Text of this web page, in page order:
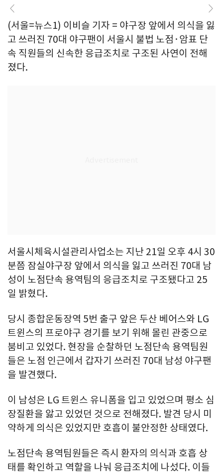
(서울=뉴스1) 이비슬 기자 = 야구장 앞에서 의식을 잃
고 쓰러진 70대 야구팬이 서울시 불법 노점·암표 단
속 직원들의 신속한 응급조치로 구조된 사연이 전해
졌다.
서울시체육시설관리사업소는 지난 21일 오후 4시 30
분쯤 잠실야구장 앞에서 의식을 잃고 쓰러진 70대 남
성이 노점단속 용역팀의 응급조치로 구조됐다고 25
일 밝혔다.
당시 종합운동장역 5번 출구 앞은 두산 베어스와 LG
트윈스의 프로야구 경기를 보기 위해 몰린 관중으로
붐비고 있었다. 현장을 순찰하던 노점단속 용역팀원
들은 노점 인근에서 갑자기 쓰러진 70대 남성 야구팬
을 발견했다.
이 남성은 LG 트윈스 유니폼을 입고 있었으며 평소 심
장질환을 앓고 있었던 것으로 전해졌다. 발견 당시 미
약하게 의식은 있었지만 호흡이 불안정한 상태였다.
노점단속 용역팀원들은 즉시 환자의 의식과 호흡 상
태를 확인하고 역할을 나눠 응급조치에 나섰다. 이들